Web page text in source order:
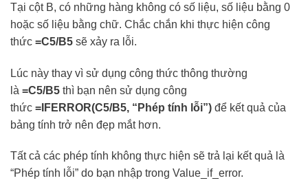
Tại cột B, có những hàng không có số liệu, số liệu bằng 0
hoặc số liệu bằng chữ. Chắc chắn khi thực hiện công
thức =C5/B5 sẽ xảy ra lỗi.
Lúc này thay vì sử dụng công thức thông thường
là =C5/B5 thì bạn nên sử dụng công
thức =IFERROR(C5/B5, “Phép tính lỗi”) để kết quả của
bảng tính trở nên đẹp mắt hơn.
Tất cả các phép tính không thực hiện sẽ trả lại kết quả là
“Phép tính lỗi” do bạn nhập trong Value_if_error.